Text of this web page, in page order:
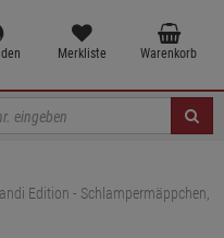
Merkliste Warenkorb
Edition - Schlampermäppchen,